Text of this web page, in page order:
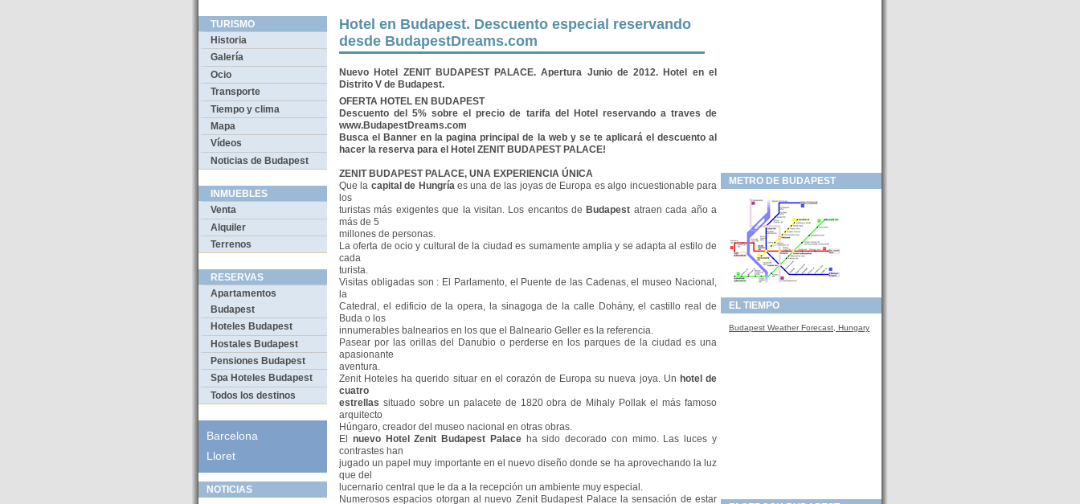
TURISMO
Historia
Galería
Ocio
Transporte
Tiempo y clima
Mapa
Vídeos
Noticias de Budapest
INMUEBLES
Venta
Alquiler
Terrenos
RESERVAS
Apartamentos
Budapest
Hoteles Budapest
Hostales Budapest
Pensiones Budapest
Spa Hoteles Budapest
Todos los destinos
Barcelona
Lloret
NOTICIAS
Hotel en Budapest. Descuento especial reservando
desde BudapestDreams.com
Nuevo Hotel ZENIT BUDAPEST PALACE. Apertura Junio de 2012. Hotel en el
Distrito V de Budapest.
OFERTA HOTEL EN BUDAPEST
Descuento del 5% sobre el precio de tarifa del Hotel reservando a traves de
www.BudapestDreams.com
Busca el Banner en la pagina principal de la web y se te aplicará el descuento al
hacer la reserva para el Hotel ZENIT BUDAPEST PALACE!
ZENIT BUDAPEST PALACE, UNA EXPERIENCIA ÚNICA
Que la capital de Hungríaes una de las joyas de Europa es algo incuestionable para
los
turistas más exigentes que la visitan. Los encantos de Budapest atraen cada año a
más de 5
millones de personas.
La oferta de ocio y cultural de la ciudad es sumamente amplia y se adapta al estilo de
cada
turista.
Visitas obligadas son : El Parlamento, el Puente de las Cadenas, el museo Nacional,
la
Catedral, el edificio de la opera, la sinagoga de la calle Dohány, el castillo real de
Buda o los
innumerables balnearios en los que el Balneario Geller es la referencia.
Pasear por las orillas del Danubio o perderse en los parques de la ciudad es una
apasionante
aventura.
Zenit Hoteles ha querido situar en el corazón de Europa su nueva joya. Un hotel de
cuatro
estrellas situado sobre un palacete de 1820 obra de Mihaly Pollak el más famoso
arquitecto
Húngaro, creador del museo nacional en otras obras.
El nuevo Hotel Zenit Budapest Palace ha sido decorado con mimo. Las luces y
contrastes han
jugado un papel muy importante en el nuevo diseño donde se ha aprovechando la luz
que del
lucernario central que le da a la recepción un ambiente muy especial.
Numerosos espacios otorgan al nuevo Zenit Budapest Palace la sensación de estar
METRO DE BUDAPEST
EL TIEMPO
Budapest Weather Forecast, Hungary